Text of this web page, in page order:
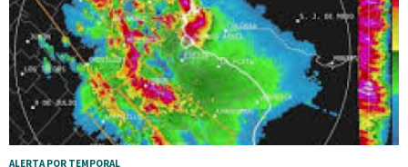
ALERTA POR TEMPORAL